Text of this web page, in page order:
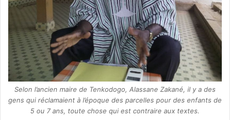
Selon l’ancien maire de Tenkodogo, Alassane Zakané, il y a des
gens qui réclamaient à l’époque des parcelles pour des enfants de
5 ou 7 ans, toute chose qui est contraire aux textes.